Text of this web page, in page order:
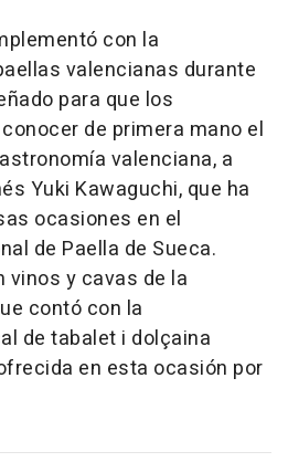
con la
valencianas durante
para que los
de primera mano el
valenciana, a
Yuki Kawaguchi, que ha
ocasiones en el
de Paella de Sueca.
vinos y cavas de la
contó con la
de tabalet i dolçaina
en esta ocasión por